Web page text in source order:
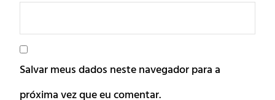
Salvar meus dados neste navegador para a
próxima vez que eu comentar.